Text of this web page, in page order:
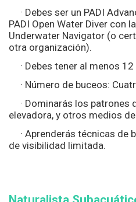
· Debes ser un PADI
PADI Open Water Diver con
Underwater Navigator (o
otra organización).
· Debes tener al menos 12
· Número de buceos:
· Dominarás los patrones
elevadora, y otros medios
· Aprenderás técnicas de
de visibilidad limitada.